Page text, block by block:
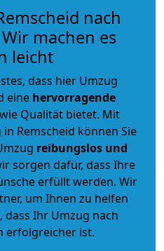
nach
machen es
leicht
dass hier Umzug
eine hervorragende
Qualität bietet. Mit
Remscheid können Sie
reibungslos und
sorgen dafür, dass Ihre
erfüllt werden. Wir
um Ihnen zu helfen
dass Ihr Umzug nach
erfolgreicher ist.